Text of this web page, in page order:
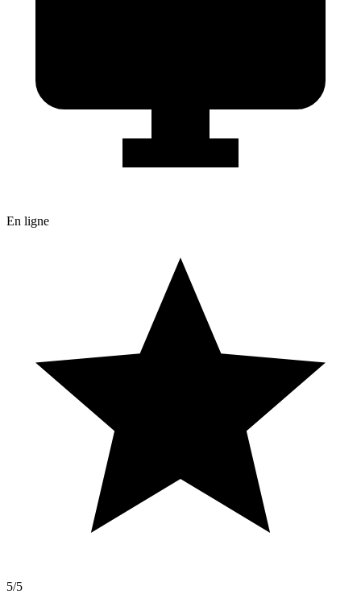
En ligne
5/5